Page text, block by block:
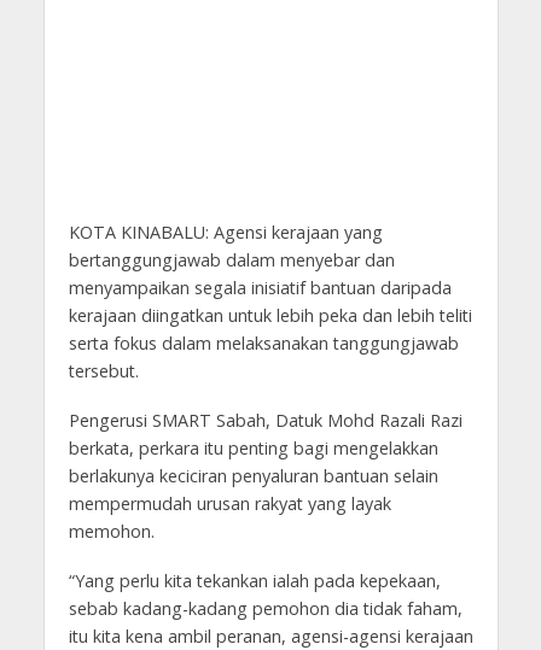
KOTA KINABALU: Agensi kerajaan yang
bertanggungjawab dalam menyebar dan
menyampaikan segala inisiatif bantuan daripada
kerajaan diingatkan untuk lebih peka dan lebih teliti
serta fokus dalam melaksanakan tanggungjawab
tersebut.
Pengerusi SMART Sabah, Datuk Mohd Razali Razi
berkata, perkara itu penting bagi mengelakkan
berlakunya keciciran penyaluran bantuan selain
mempermudah urusan rakyat yang layak
memohon.
“Yang perlu kita tekankan ialah pada kepekaan,
sebab kadang-kadang pemohon dia tidak faham,
itu kita kena ambil peranan, agensi-agensi kerajaan